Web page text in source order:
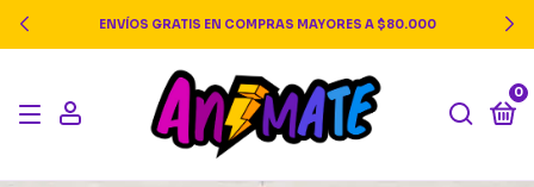
ENVÍOS GRATIS EN COMPRAS MAYORES A $80.000
0